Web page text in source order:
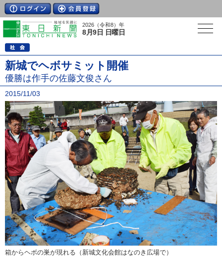
2026（令和8）年
8月9日 日曜日
新城でヘボサミット開催
優勝は作手の佐藤文俊さん
2015/11/03
箱からヘボの巣が現れる（新城文化会館はなのき広場で）